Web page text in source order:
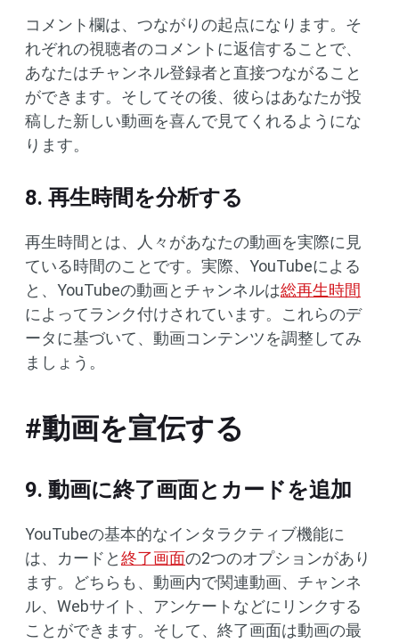
コメント欄は、つながりの起点になります。そ
れぞれの視聴者のコメントに返信することで、
あなたはチャンネル登録者と直接つながること
ができます。そしてその後、彼らはあなたが投
稿した新しい動画を喜んで見てくれるようにな
ります。
8. 再生時間を分析する
再生時間とは、人々があなたの動画を実際に見
ている時間のことです。実際、YouTubeによる
と、YouTubeの動画とチャンネルは総再生時間
によってランク付けされています。これらのデ
ータに基づいて、動画コンテンツを調整してみ
ましょう。
#動画を宣伝する
9. 動画に終了画面とカードを追加
YouTubeの基本的なインタラクティブ機能に
は、カードと終了画面の2つのオプションがあり
ます。どちらも、動画内で関連動画、チャンネ
ル、Webサイト、アンケートなどにリンクする
ことができます。そして、終了画面は動画の最